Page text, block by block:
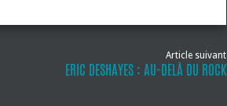
Article suivant
ERIC DESHAYES : AU-DELÀ DU ROCK